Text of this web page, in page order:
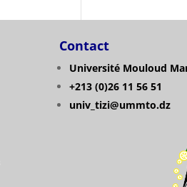
Contact
Université Mouloud
+213 (0)26 11 56 51
univ_tizi@ummto.dz